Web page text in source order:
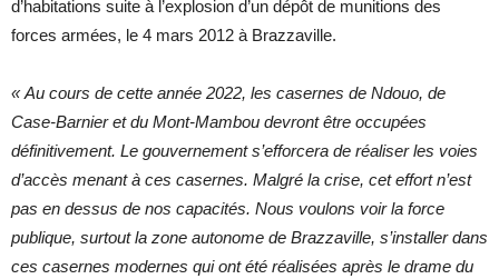
d’habitations suite à l’explosion d’un dépôt de munitions des
forces armées, le 4 mars 2012 à Brazzaville.
« Au cours de cette année 2022, les casernes de Ndouo, de
Case-Barnier et du Mont-Mambou devront être occupées
définitivement. Le gouvernement s’efforcera de réaliser les voies
d’accès menant à ces casernes. Malgré la crise, cet effort n’est
pas en dessus de nos capacités. Nous voulons voir la force
publique, surtout la zone autonome de Brazzaville, s’installer dans
ces casernes modernes qui ont été réalisées après le drame du